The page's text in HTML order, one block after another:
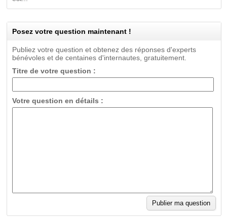
Posez votre question maintenant !
Publiez votre question et obtenez des réponses d'experts
bénévoles et de centaines d'internautes, gratuitement.
Titre de votre question :
Votre question en détails :